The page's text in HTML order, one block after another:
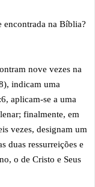
encontrada na Bíblia?
nove vezes na
indicam uma
aplicam-se a uma
finalmente, em
vezes, designam um
duas ressurreições e
o de Cristo e Seus